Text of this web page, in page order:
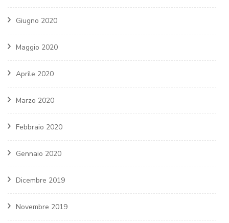
Giugno 2020
Maggio 2020
Aprile 2020
Marzo 2020
Febbraio 2020
Gennaio 2020
Dicembre 2019
Novembre 2019